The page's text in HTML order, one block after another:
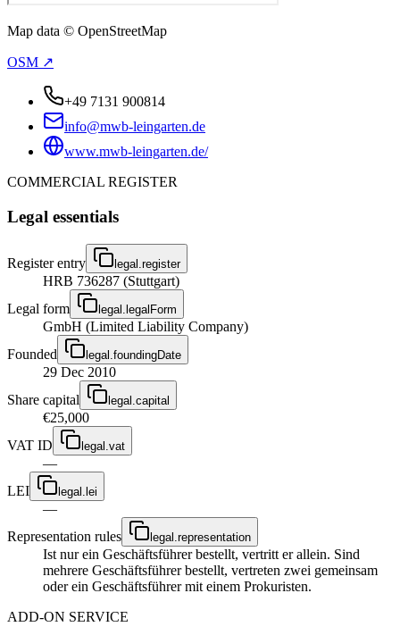
Map data © OpenStreetMap
OSM ↗
+49 7131 900814
info@mwb-leingarten.de
www.mwb-leingarten.de/
COMMERCIAL REGISTER
Legal essentials
Register entry legal.register
HRB 736287 (Stuttgart)
Legal form
legal.legalForm
GmbH (Limited Liability Company)
Founded
legal.foundingDate
29 Dec 2010
Share capital
legal.capital
€25,000
VAT ID
legal.vat
—
LEI
legal.lei
—
Representation rules
legal.representation
Ist nur ein Geschäftsführer bestellt, vertritt er allein. Sind
mehrere Geschäftsführer bestellt, vertreten zwei gemeinsam
oder ein Geschäftsführer mit einem Prokuristen.
ADD-ON SERVICE